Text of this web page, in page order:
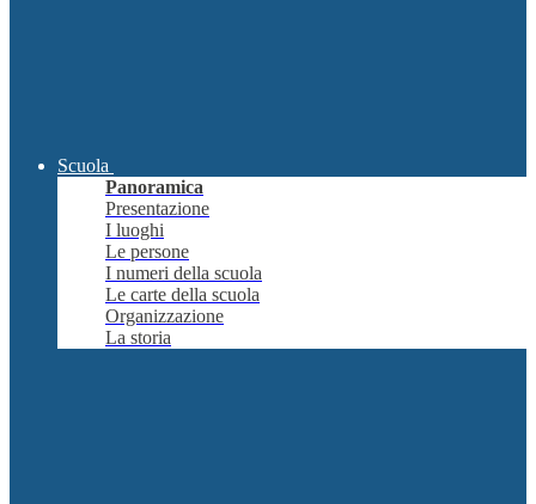
Scuola
Panoramica
Presentazione
I luoghi
Le persone
I numeri della scuola
Le carte della scuola
Organizzazione
La storia